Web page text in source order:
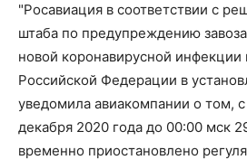
"Росавиация в соответствии с
штаба по предупреждению
новой коронавирусной инфекции
Российской Федерации в
уведомила авиакомпании о том,
декабря 2020 года до 00:00 мск
временно приостановлено